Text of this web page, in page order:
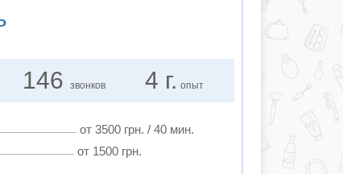
146 звонков 4 г. опыт
от 3500 грн. / 40 мин.
от 1500 грн.